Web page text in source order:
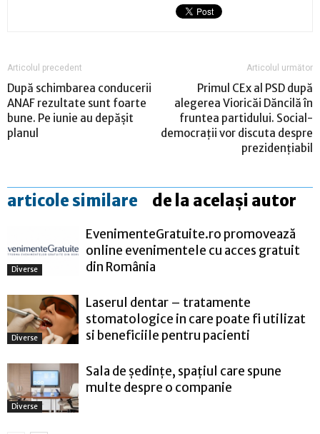
Articolul precedent
După schimbarea conducerii
ANAF rezultate sunt foarte
bune. Pe iunie au depăşit
planul
Articolul următor
Primul CEx al PSD după
alegerea Vioricăi Dăncilă în
fruntea partidului. Social-
democraţii vor discuta despre
prezidenţiabil
articole similare de la același autor
Diverse
EvenimenteGratuite.ro promovează
online evenimentele cu acces gratuit
din România
Diverse
Laserul dentar – tratamente
stomatologice in care poate fi utilizat
si beneficiile pentru pacienti
Diverse
Sala de ședințe, spațiul care spune
multe despre o companie